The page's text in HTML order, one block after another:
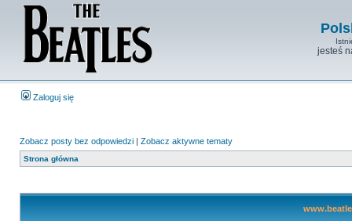
jesteś
Zaloguj się
Zobacz posty bez odpowiedzi | Zobacz aktywne tematy
Strona główna